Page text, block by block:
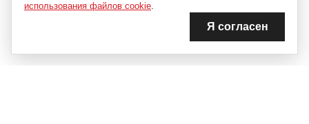
использования файлов cookie.
Я согласен